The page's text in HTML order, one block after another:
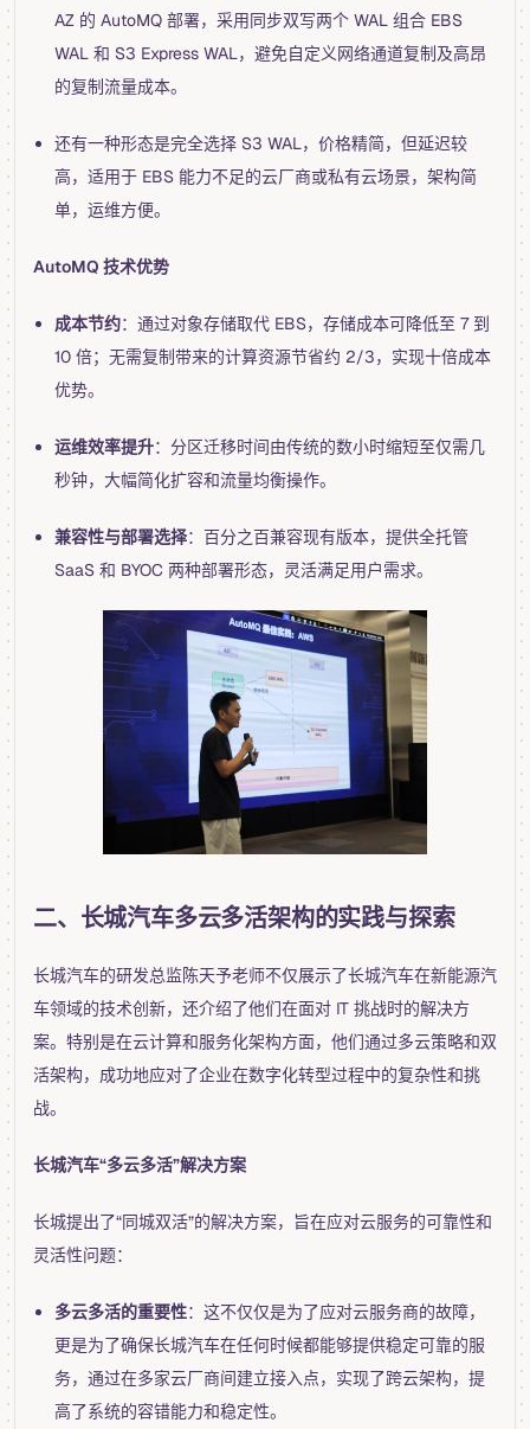
AZ 的 AutoMQ 部署，采用同步双写两个 WAL 组合 EBS
WAL 和 S3 Express WAL，避免自定义网络通道复制及高昂
的复制流量成本。
还有一种形态是完全选择 S3 WAL，价格精简，但延迟较
高，适用于 EBS 能力不足的云厂商或私有云场景，架构简
单，运维方便。
AutoMQ 技术优势
成本节约：通过对象存储取代 EBS，存储成本可降低至 7 到
10 倍；无需复制带来的计算资源节省约 2/3，实现十倍成本
优势。
运维效率提升：分区迁移时间由传统的数小时缩短至仅需几
秒钟，大幅简化扩容和流量均衡操作。
兼容性与部署选择：百分之百兼容现有版本，提供全托管
SaaS 和 BYOC 两种部署形态，灵活满足用户需求。
二、长城汽车多云多活架构的实践与探索
长城汽车的研发总监陈天予老师不仅展示了长城汽车在新能源汽
车领域的技术创新，还介绍了他们在面对 IT 挑战时的解决方
案。特别是在云计算和服务化架构方面，他们通过多云策略和双
活架构，成功地应对了企业在数字化转型过程中的复杂性和挑
战。
长城汽车“多云多活”解决方案
长城提出了“同城双活”的解决方案，旨在应对云服务的可靠性和
灵活性问题：
多云多活的重要性：这不仅仅是为了应对云服务商的故障，
更是为了确保长城汽车在任何时候都能够提供稳定可靠的服
务，通过在多家云厂商间建立接入点，实现了跨云架构，提
高了系统的容错能力和稳定性。